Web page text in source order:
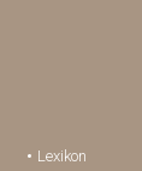
Lexikon